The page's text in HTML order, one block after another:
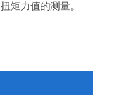
矩力值的测量。